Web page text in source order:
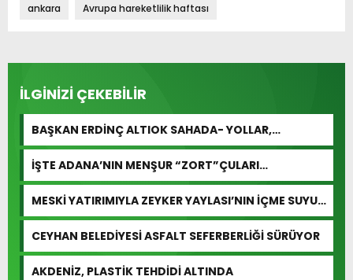
ankara Avrupa hareketlilik haftası
İLGİNİZİ ÇEKEBİLİR
BAŞKAN ERDİNÇ ALTIOK SAHADA- YOLLAR,
KALDIRIMLAR YENİLENİYOR
İŞTE ADANA’NIN MENŞUR “ZORT”ÇULARI…
MESKİ YATIRIMIYLA ZEYKER YAYLASI’NIN İÇME SUYU
KAPASİTESİ GÜÇLENDİRİLDİ
CEYHAN BELEDİYESİ ASFALT SEFERBERLİĞİ SÜRÜYOR
AKDENİZ, PLASTİK TEHDİDİ ALTINDA